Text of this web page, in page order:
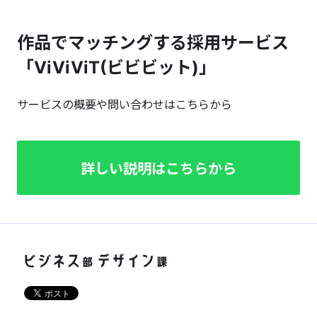
作品でマッチングする採用サービス
「ViViViT(ビビビット)」
サービスの概要や問い合わせはこちらから
詳しい説明はこちらから